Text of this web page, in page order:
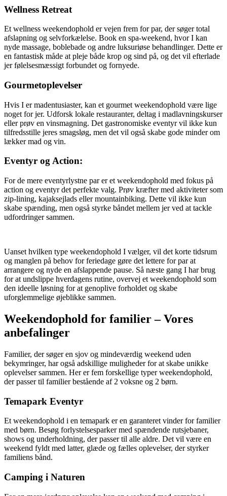
Wellness Retreat
Et wellness weekendophold er vejen frem for par, der søger total
afslapning og selvforkælelse. Book en spa-weekend, hvor I kan
nyde massage, boblebade og andre luksuriøse behandlinger. Dette er
en fantastisk måde at pleje både krop og sind på, og det vil efterlade
jer følelsesmæssigt forbundet og fornyede.
Gourmetoplevelser
Hvis I er madentusiaster, kan et gourmet weekendophold være lige
noget for jer. Udforsk lokale restauranter, deltag i madlavningskurser
eller prøv en vinsmagning. Det gastronomiske eventyr vil ikke kun
tilfredsstille jeres smagsløg, men det vil også skabe gode minder om
lækker mad og vin.
Eventyr og Action:
For de mere eventyrlystne par er et weekendophold med fokus på
action og eventyr det perfekte valg. Prøv kræfter med aktiviteter som
zip-lining, kajaksejlads eller mountainbiking. Dette vil ikke kun
skabe spænding, men også styrke båndet mellem jer ved at tackle
udfordringer sammen.
Uanset hvilken type weekendophold I vælger, vil det korte tidsrum
og manglen på behov for feriedage gøre det lettere for par at
arrangere og nyde en afslappende pause. Så næste gang I har brug
for at undslippe hverdagens rutine, overvej et weekendophold som
den ideelle løsning for at genoplive forholdet og skabe
uforglemmelige øjeblikke sammen.
Weekendophold for familier – Vores
anbefalinger
Familier, der søger en sjov og mindeværdig weekend uden
bekymringer, har også adskillige muligheder for at skabe unikke
oplevelser sammen. Her er fem forskellige typer weekendophold,
der passer til familier bestående af 2 voksne og 2 børn.
Temapark Eventyr
Et weekendophold i en temapark er en garanteret vinder for familier
med børn. Besøg forlystelsesparker med spændende rutsjebaner,
shows og underholdning, der passer til alle aldre. Det vil være en
weekend fyldt med latter, glæde og fælles oplevelser, der styrker
familiens bånd.
Camping i Naturen